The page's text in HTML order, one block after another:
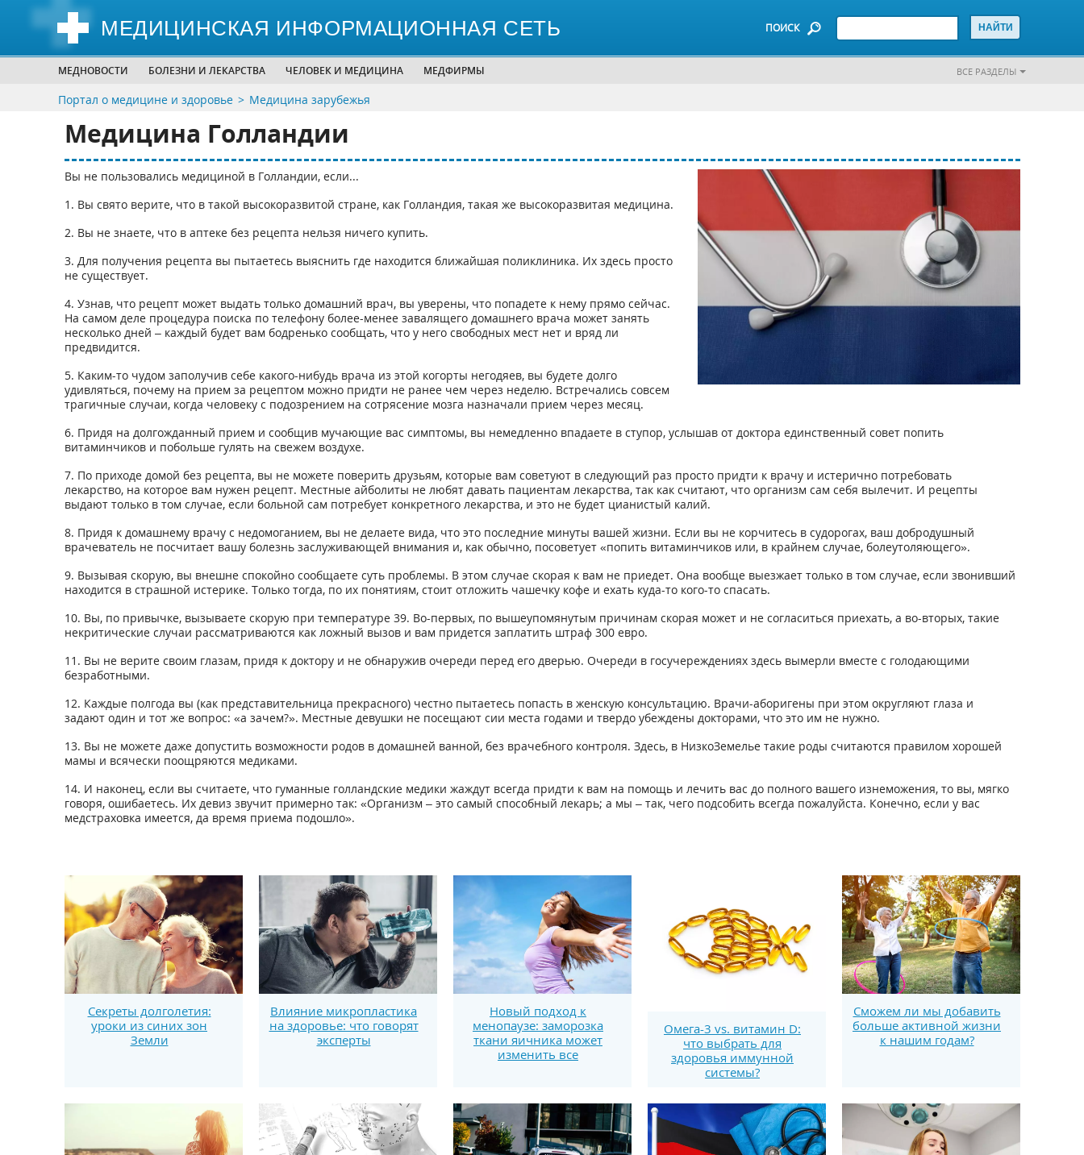
МЕДИЦИНСКАЯ ИНФОРМАЦИОННАЯ СЕТЬ ПОИСК
МЕДНОВОСТИ БОЛЕЗНИ И ЛЕКАРСТВА ЧЕЛОВЕК И МЕДИЦИНА МЕДФИРМЫ ВСЕ РАЗДЕЛЫ
Портал о медицине и здоровье Медицина зарубежья
Медицина Голландии
Вы не пользовались медициной в Голландии, если...
1. Вы свято верите, что в такой высокоразвитой стране, как Голландия, такая же высокоразвитая медицина.
2. Вы не знаете, что в аптеке без рецепта нельзя ничего купить.
3. Для получения рецепта вы пытаетесь выяснить где находится ближайшая поликлиника. Их здесь просто
не существует.
4. Узнав, что рецепт может выдать только домашний врач, вы уверены, что попадете к нему прямо сейчас.
На самом деле процедура поиска по телефону более-менее завалящего домашнего врача может занять
несколько дней – каждый будет вам бодренько сообщать, что у него свободных мест нет и вряд ли
предвидится.
5. Каким-то чудом заполучив себе какого-нибудь врача из этой когорты негодяев, вы будете долго
удивляться, почему на прием за рецептом можно придти не ранее чем через неделю. Встречались совсем
трагичные случаи, когда человеку с подозрением на сотрясение мозга назначали прием через месяц.
6. Придя на долгожданный прием и сообщив мучающие вас симптомы, вы немедленно впадаете в ступор, услышав от доктора единственный совет попить
витаминчиков и побольше гулять на свежем воздухе.
7. По приходе домой без рецепта, вы не можете поверить друзьям, которые вам советуют в следующий раз просто придти к врачу и истерично потребовать
лекарство, на которое вам нужен рецепт. Местные айболиты не любят давать пациентам лекарства, так как считают, что организм сам себя вылечит. И рецепты
выдают только в том случае, если больной сам потребует конкретного лекарства, и это не будет цианистый калий.
8. Придя к домашнему врачу с недомоганием, вы не делаете вида, что это последние минуты вашей жизни. Если вы не корчитесь в судорогах, ваш добродушный
врачеватель не посчитает вашу болезнь заслуживающей внимания и, как обычно, посоветует «попить витаминчиков или, в крайнем случае, болеутоляющего».
9. Вызывая скорую, вы внешне спокойно сообщаете суть проблемы. В этом случае скорая к вам не приедет. Она вообще выезжает только в том случае, если звонивший
находится в страшной истерике. Только тогда, по их понятиям, стоит отложить чашечку кофе и ехать куда-то кого-то спасать.
10. Вы, по привычке, вызываете скорую при температуре 39. Во-первых, по вышеупомянутым причинам скорая может и не согласиться приехать, а во-вторых, такие
некритические случаи рассматриваются как ложный вызов и вам придется заплатить штраф 300 евро.
11. Вы не верите своим глазам, придя к доктору и не обнаружив очереди перед его дверью. Очереди в госучереждениях здесь вымерли вместе с голодающими
безработными.
12. Каждые полгода вы (как представительница прекрасного) честно пытаетесь попасть в женскую консультацию. Врачи-аборигены при этом округляют глаза и
задают один и тот же вопрос: «а зачем?». Местные девушки не посещают сии места годами и твердо убеждены докторами, что это им не нужно.
13. Вы не можете даже допустить возможности родов в домашней ванной, без врачебного контроля. Здесь, в НизкоЗемелье такие роды считаются правилом хорошей
мамы и всячески поощряются медиками.
14. И наконец, если вы считаете, что гуманные голландские медики жаждут всегда придти к вам на помощь и лечить вас до полного вашего изнеможения, то вы, мягко
говоря, ошибаетесь. Их девиз звучит примерно так: «Организм – это самый способный лекарь; а мы – так, чего подсобить всегда пожалуйста. Конечно, если у вас
медстраховка имеется, да время приема подошло».
Секреты долголетия:
уроки из синих зон
Земли
Влияние микропластика
на здоровье: что говорят
эксперты
Новый подход к
менопаузе: заморозка
ткани яичника может
изменить все
Омега-3 vs. витамин D:
что выбрать для
здоровья иммунной
системы?
Сможем ли мы добавить
больше активной жизни
к нашим годам?